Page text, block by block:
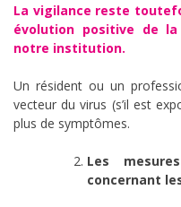
La vigilance reste
évolution positive de
notre institution.
Un résident ou un
vecteur du virus (s’il est
plus de symptômes.
Les
concernant